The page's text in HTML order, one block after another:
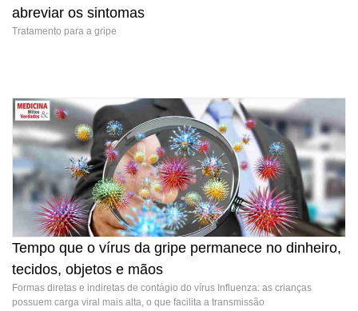
Quanto tempo dura a gripe? Cinco dicas para abreviar
abreviar os sintomas
Tratamento para a gripe
Tempo que o vírus da gripe permanece no dinheiro,
tecidos, objetos e mãos
Tempo que o vírus da gripe permanece no dinheiro,
tecidos, objetos e mãos
Formas diretas e indiretas de contágio do vírus Influenza: as crianças
possuem carga viral mais alta, o que facilita a transmissão